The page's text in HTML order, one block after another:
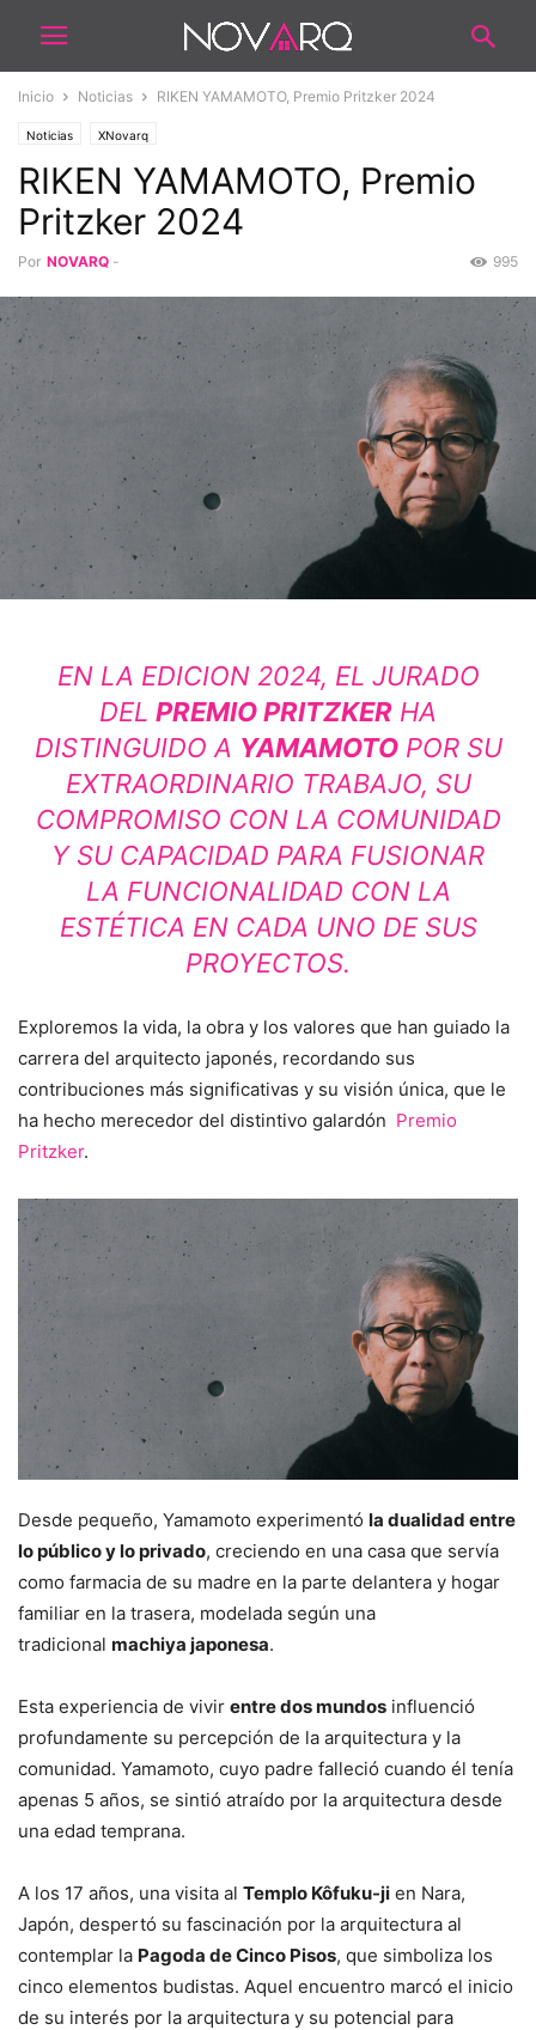
Inicio Noticias RIKEN YAMAMOTO, Premio Pritzker 2024
Noticias XNovarq
RIKEN YAMAMOTO, Premio
Pritzker 2024
Por NOVARQ - 995
EN LA EDICION 2024, EL JURADO
DEL PREMIO PRITZKER HA
DISTINGUIDO A YAMAMOTOPOR SU
EXTRAORDINARIO TRABAJO, SU
COMPROMISO CON LA COMUNIDAD
Y SU CAPACIDAD PARA FUSIONAR
LA FUNCIONALIDAD CON LA
ESTÉTICA EN CADA UNO DE SUS
PROYECTOS.
Exploremos la vida, la obra y los valores que han guiado la
carrera del arquitecto japonés, recordando sus
contribuciones más significativas y su visión única, que le
ha hecho merecedor del distintivo galardón Premio
Pritzker.
Desde pequeño, Yamamoto experimentó la dualidad entre
lo público y lo privado, creciendo en una casa que servía
como farmacia de su madre en la parte delantera y hogar
familiar en la trasera, modelada según una
tradicional machiya japonesa.
Esta experiencia de vivir entre dos mundos influenció
profundamente su percepción de la arquitectura y la
comunidad. Yamamoto, cuyo padre falleció cuando él tenía
apenas 5 años, se sintió atraído por la arquitectura desde
una edad temprana.
A los 17 años, una visita al Templo Kôfuku-ji en Nara,
Japón, despertó su fascinación por la arquitectura al
contemplar la Pagoda de Cinco Pisos, que simboliza los
cinco elementos budistas. Aquel encuentro marcó el inicio
de su interés por la arquitectura y su potencial para